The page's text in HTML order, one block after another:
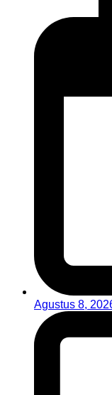
Agustus 8,